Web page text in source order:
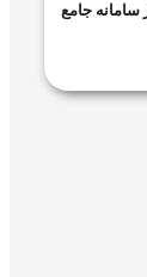
سامانه جامع